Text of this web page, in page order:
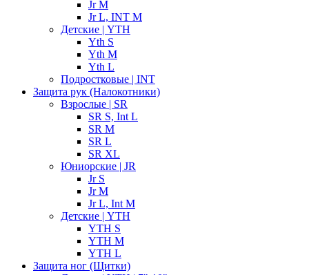
Jr M
Jr L, INT M
Детские | YTH
Yth S
Yth M
Yth L
Подростковые | INT
Защита рук (Налокотники)
Взрослые | SR
SR S, Int L
SR M
SR L
SR XL
Юниорские | JR
Jr S
Jr M
Jr L, Int M
Детские | YTH
YTH S
YTH M
YTH L
Защита ног (Щитки)